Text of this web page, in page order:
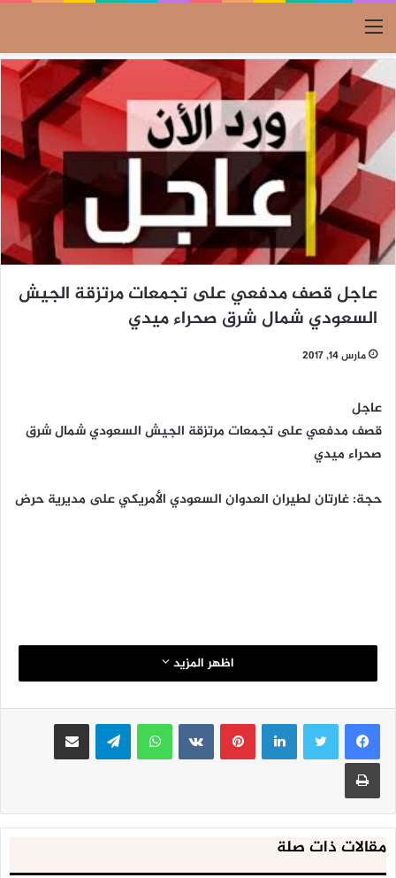
القائمة
عاجل قصف مدفعي على تجمعات مرتزقة الجيش
السعودي شمال شرق صحراء ميدي
مارس 14, 2017
عاجل
قصف مدفعي على تجمعات مرتزقة الجيش السعودي شمال شرق
صحراء ميدي
حجة: غارتان لطيران العدوان السعودي الأمريكي على مديرية حرض
اظهر المزيد
لينكدإنبينتيريست واتساب تيلقرام مشاركة عبر البريد
طباعة
مقالات ذات صلة